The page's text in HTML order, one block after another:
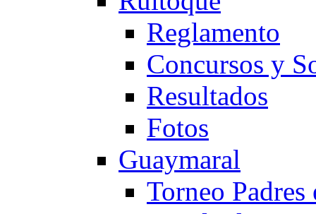
Reglamento
Concursos y
Resultados
Fotos
Guaymaral
Torneo